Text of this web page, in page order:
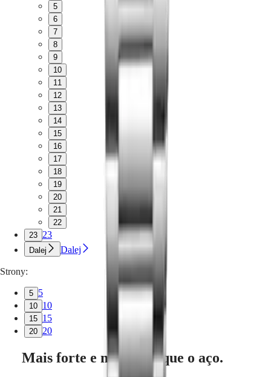
5
6
7
8
9
10
11
12
13
14
15
16
17
18
19
20
21
22
23 23
Dalej Dalej
Strony:
5 5
10 10
15 15
20 20
Mais forte e mais leve que o aço.